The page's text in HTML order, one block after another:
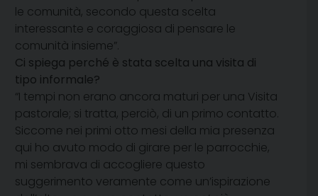
le comunità, secondo questa scelta
interessante e coraggiosa di pensare le
comunità insieme”.
Ci spiega perché è stata scelta una visita di
tipo informale?
“I tempi non erano ancora maturi per una Visita
pastorale; si tratta, perciò, di un primo contatto.
Siccome nei primi otto mesi della mia presenza
qui ho avuto modo di girare per le parrocchie,
mi sembrava di accogliere questo
suggerimento veramente come un’ispirazione